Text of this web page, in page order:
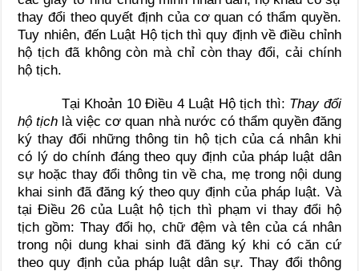
thay đổi theo quyết định của cơ quan có thẩm quyền.
Tuy nhiên, đến Luật Hộ tịch thì quy định về điều chỉnh
hộ tịch đã không còn mà chỉ còn thay đổi, cải chính
hộ tịch.
Tại Khoản 10 Điều 4 Luật Hộ tịch thì: Thay đổi
hộ tịch là việc cơ quan nhà nước có thẩm quyền đăng
ký thay đổi những thông tin hộ tịch của cá nhân khi
có lý do chính đáng theo quy định của pháp luật dân
sự hoặc thay đổi thông tin về cha, mẹ trong nội dung
khai sinh đã đăng ký theo quy định của pháp luật. Và
tại Điều 26 của Luật hộ tịch thì phạm vi thay đổi hộ
tịch gồm: Thay đổi họ, chữ đệm và tên của cá nhân
trong nội dung khai sinh đã đăng ký khi có căn cứ
theo quy định của pháp luật dân sự. Thay đổi thông